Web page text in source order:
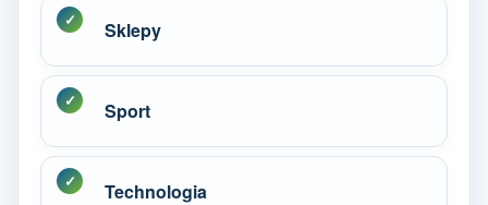
Sklepy
Sport
Technologia